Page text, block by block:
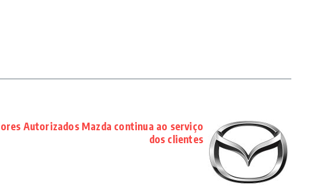
Autorizados Mazda continua ao serviço
dos clientes